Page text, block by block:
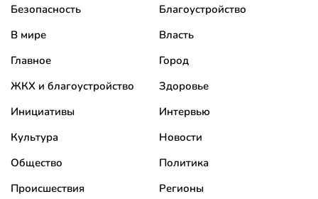
Безопасность
Благоустройство
В мире
Власть
Главное
Город
ЖКХ и благоустройство
Здоровье
Инициативы
Интервью
Культура
Новости
Общество
Политика
Происшествия
Регионы